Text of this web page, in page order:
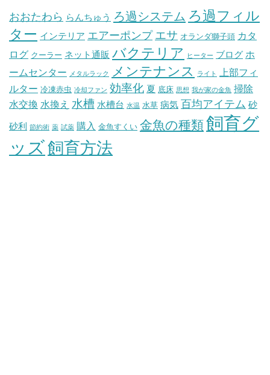
おおたわら らんちゅう ろ過システム ろ過フィル
ター インテリア エアーポンプ エサ オランダ獅子頭 カタ
ログ クーラー ネット通販 バクテリア ヒーター ブログ ホ
ームセンター
メタルラック メンテナンス ライト
上部フィ
ルター 冷凍赤虫 冷却ファン 効率化 夏 底床 思想 我が家の金魚 掃除
水交換 水換え 水槽 水槽台 水温 水草 病気 百均アイテム 砂
砂利 節約術 薬 試薬 購入 金魚すくい 金魚の種類飼育グ
ッズ飼育方法